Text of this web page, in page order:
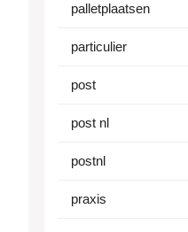
palletplaatsen
particulier
post
post nl
postnl
praxis